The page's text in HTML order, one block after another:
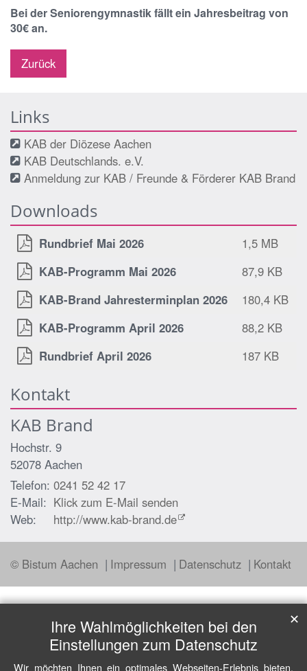
Bei der Seniorengymnastik fällt ein Jahresbeitrag von
30€ an.
Zurück
Links
KAB der Diözese Aachen
KAB Deutschlands. e.V.
Anmeldung zur KAB / Freunde & Förderer KAB Brand
Downloads
Rundbrief Mai 2026
1,5 MB
KAB-Programm Mai 2026
87,9 KB
KAB-Brand Jahresterminplan 2026
180,4 KB
KAB-Programm April 2026
88,2 KB
Rundbrief April 2026
187 KB
Kontakt
KAB Brand
Hochstr. 9
52078 Aachen
Telefon: 0241 52 42 17
E-Mail: Klick zum E-Mail senden
Web:
http://www.kab-brand.de
© Bistum Aachen Impressum Datenschutz Kontakt
Ihre Wahlmöglichkeiten bei den
Einstellungen zum Datenschutz
Wir möchten Ihnen ein optimales Webseiten-Erlebnis bieten.
✕